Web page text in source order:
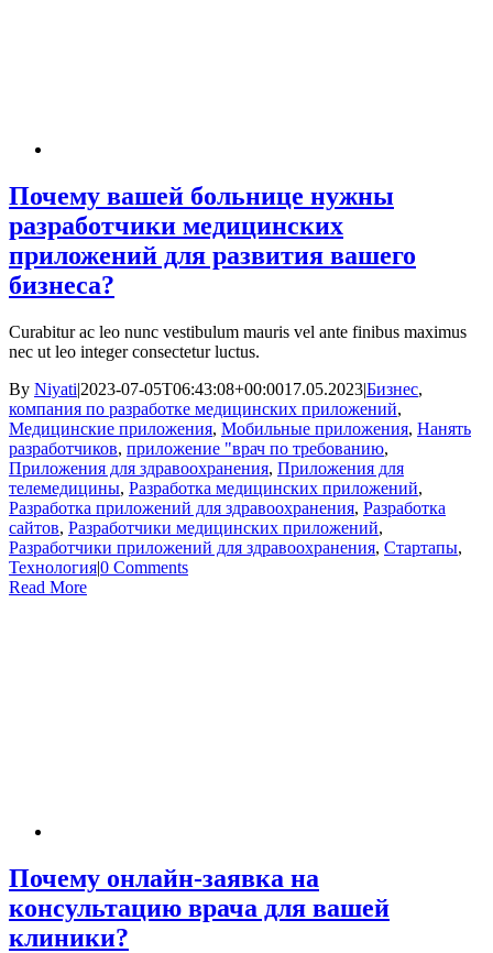
Почему вашей больнице нужны
разработчики медицинских
приложений для развития вашего
бизнеса?
Curabitur ac leo nunc vestibulum mauris vel ante finibus maximus
nec ut leo integer consectetur luctus.
By Niyati|2023-07-05T06:43:08+00:0017.05.2023|Бизнес,
компания по разработке медицинских приложений,
Медицинские приложения, Мобильные приложения, Нанять
разработчиков, приложение "врач по требованию,
Приложения для здравоохранения, Приложения для
телемедицины, Разработка медицинских приложений,
Разработка приложений для здравоохранения, Разработка
сайтов, Разработчики медицинских приложений,
Разработчики приложений для здравоохранения, Стартапы,
Технология|0 Comments
Read More
Почему онлайн-заявка на
консультацию врача для вашей
клиники?